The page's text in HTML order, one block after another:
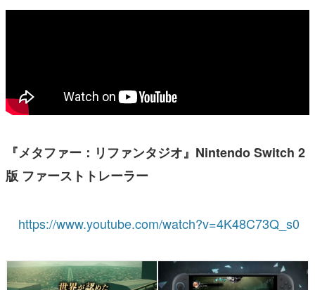
『メタファー：リファンタジオ』Nintendo Switch 2
版 ファーストトレーラー
https://www.youtube.com/watch?v=4K48C73Q_s0